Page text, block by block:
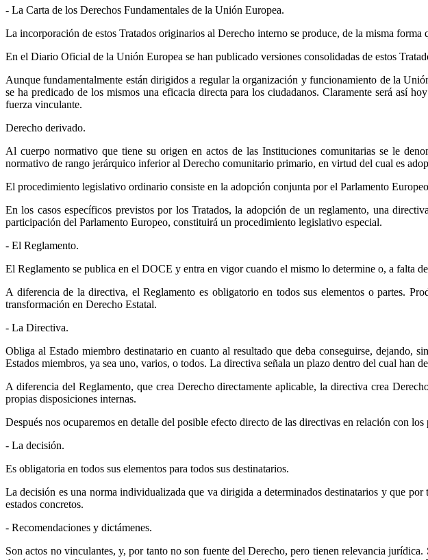
- La Carta de los Derechos Fundamentales de la Unión Europea.
La incorporación de estos Tratados originarios al Derecho interno se produce, de la misma
En el Diario Oficial de la Unión Europea se han publicado versiones consolidadas de estos
Aunque fundamentalmente están dirigidos a regular la organización y funcionamiento de la
se ha predicado de los mismos una eficacia directa para los ciudadanos. Claramente será así
fuerza vinculante.
Derecho derivado.
Al cuerpo normativo que tiene su origen en actos de las Instituciones comunitarias se le
normativo de rango jerárquico inferior al Derecho comunitario primario, en virtud del cual es
El procedimiento legislativo ordinario consiste en la adopción conjunta por el Parlamento
En los casos específicos previstos por los Tratados, la adopción de un reglamento, una
participación del Parlamento Europeo, constituirá un procedimiento legislativo especial.
- El Reglamento.
El Reglamento se publica en el DOCE y entra en vigor cuando el mismo lo determine o, a falta
A diferencia de la directiva, el Reglamento es obligatorio en todos sus elementos o partes.
transformación en Derecho Estatal.
- La Directiva.
Obliga al Estado miembro destinatario en cuanto al resultado que deba conseguirse, dejando,
Estados miembros, ya sea uno, varios, o todos. La directiva señala un plazo dentro del cual han
A diferencia del Reglamento, que crea Derecho directamente aplicable, la directiva crea
propias disposiciones internas.
Después nos ocuparemos en detalle del posible efecto directo de las directivas en relación con los
- La decisión.
Es obligatoria en todos sus elementos para todos sus destinatarios.
La decisión es una norma individualizada que va dirigida a determinados destinatarios y que
estados concretos.
- Recomendaciones y dictámenes.
Son actos no vinculantes, y, por tanto no son fuente del Derecho, pero tienen relevancia